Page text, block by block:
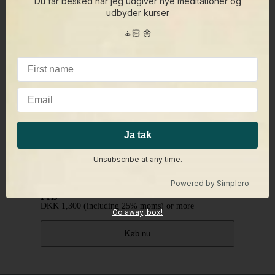
genkender du egoet i dig selv? (44 min)
Pris
DKK 1,300 (including 25% moms) or more
Køb nu
udbyder kurser
🧘🏻 🌼
Unsubscribe at any time.
Powered by Simplero
Go away, box!